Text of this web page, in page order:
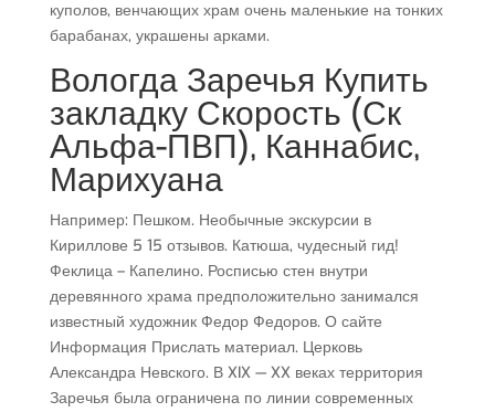
куполов, венчающих храм очень маленькие на тонких
барабанах, украшены арками.
Вологда Заречья Купить
закладку Скорость (Ск
Альфа-ПВП), Каннабис,
Марихуана
Например: Пешком. Необычные экскурсии в
Кириллове 5 15 отзывов. Катюша, чудесный гид!
Феклица – Капелино. Росписью стен внутри
деревянного храма предположительно занимался
известный художник Федор Федоров. О сайте
Информация Прислать материал. Церковь
Александра Невского. В XIX — XX веках территория
Заречья была ограничена по линии современных